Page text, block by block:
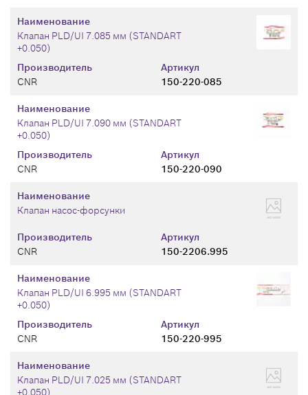
Производитель
CNR
Артикул
150-220-085
Наименование
Клапан PLD/UI 7.085 мм (STANDART
+0.050)
Производитель
CNR
Артикул
150-220-090
Наименование
Клапан PLD/UI 7.090 мм (STANDART
+0.050)
Производитель
CNR
Артикул
150-2206.995
Наименование
Клапан насос-форсунки
Производитель
CNR
Артикул
150-220-995
Наименование
Клапан PLD/UI 6.995 мм (STANDART
+0.050)
Наименование
Клапан PLD/UI 7.025 мм (STANDART
+0.050)